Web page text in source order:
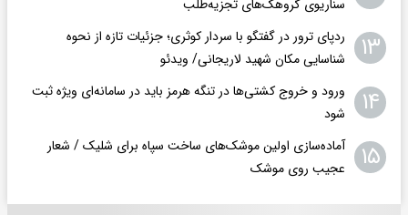
سناریوی گروهک‌های تجزیه‌طلب
۱۳
ردپای ترور در گفتگو با سردار کوثری؛ جزئیات تازه از نحوه
شناسایی مکان شهید لاریجانی/ ویدئو
۱۴
ورود و خروج کشتی‌ها در تنگه هرمز باید در سامانه‌ای ویژه ثبت
شود
۱۵
آماده‌سازی اولین موشک‌های ساخت سپاه برای شلیک / شعار
عجیب روی موشک